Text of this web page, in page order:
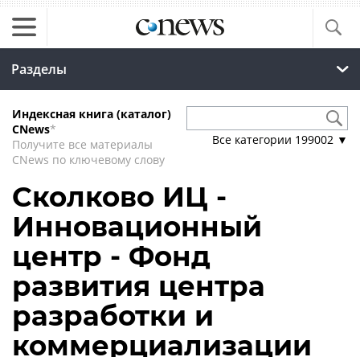
Разделы
Индексная книга (каталог)
CNews*
Получите все материалы
CNews по ключевому слову
Все категории 199002 ▼
Сколково ИЦ -
Инновационный
центр - Фонд
развития центра
разработки и
коммерциализации